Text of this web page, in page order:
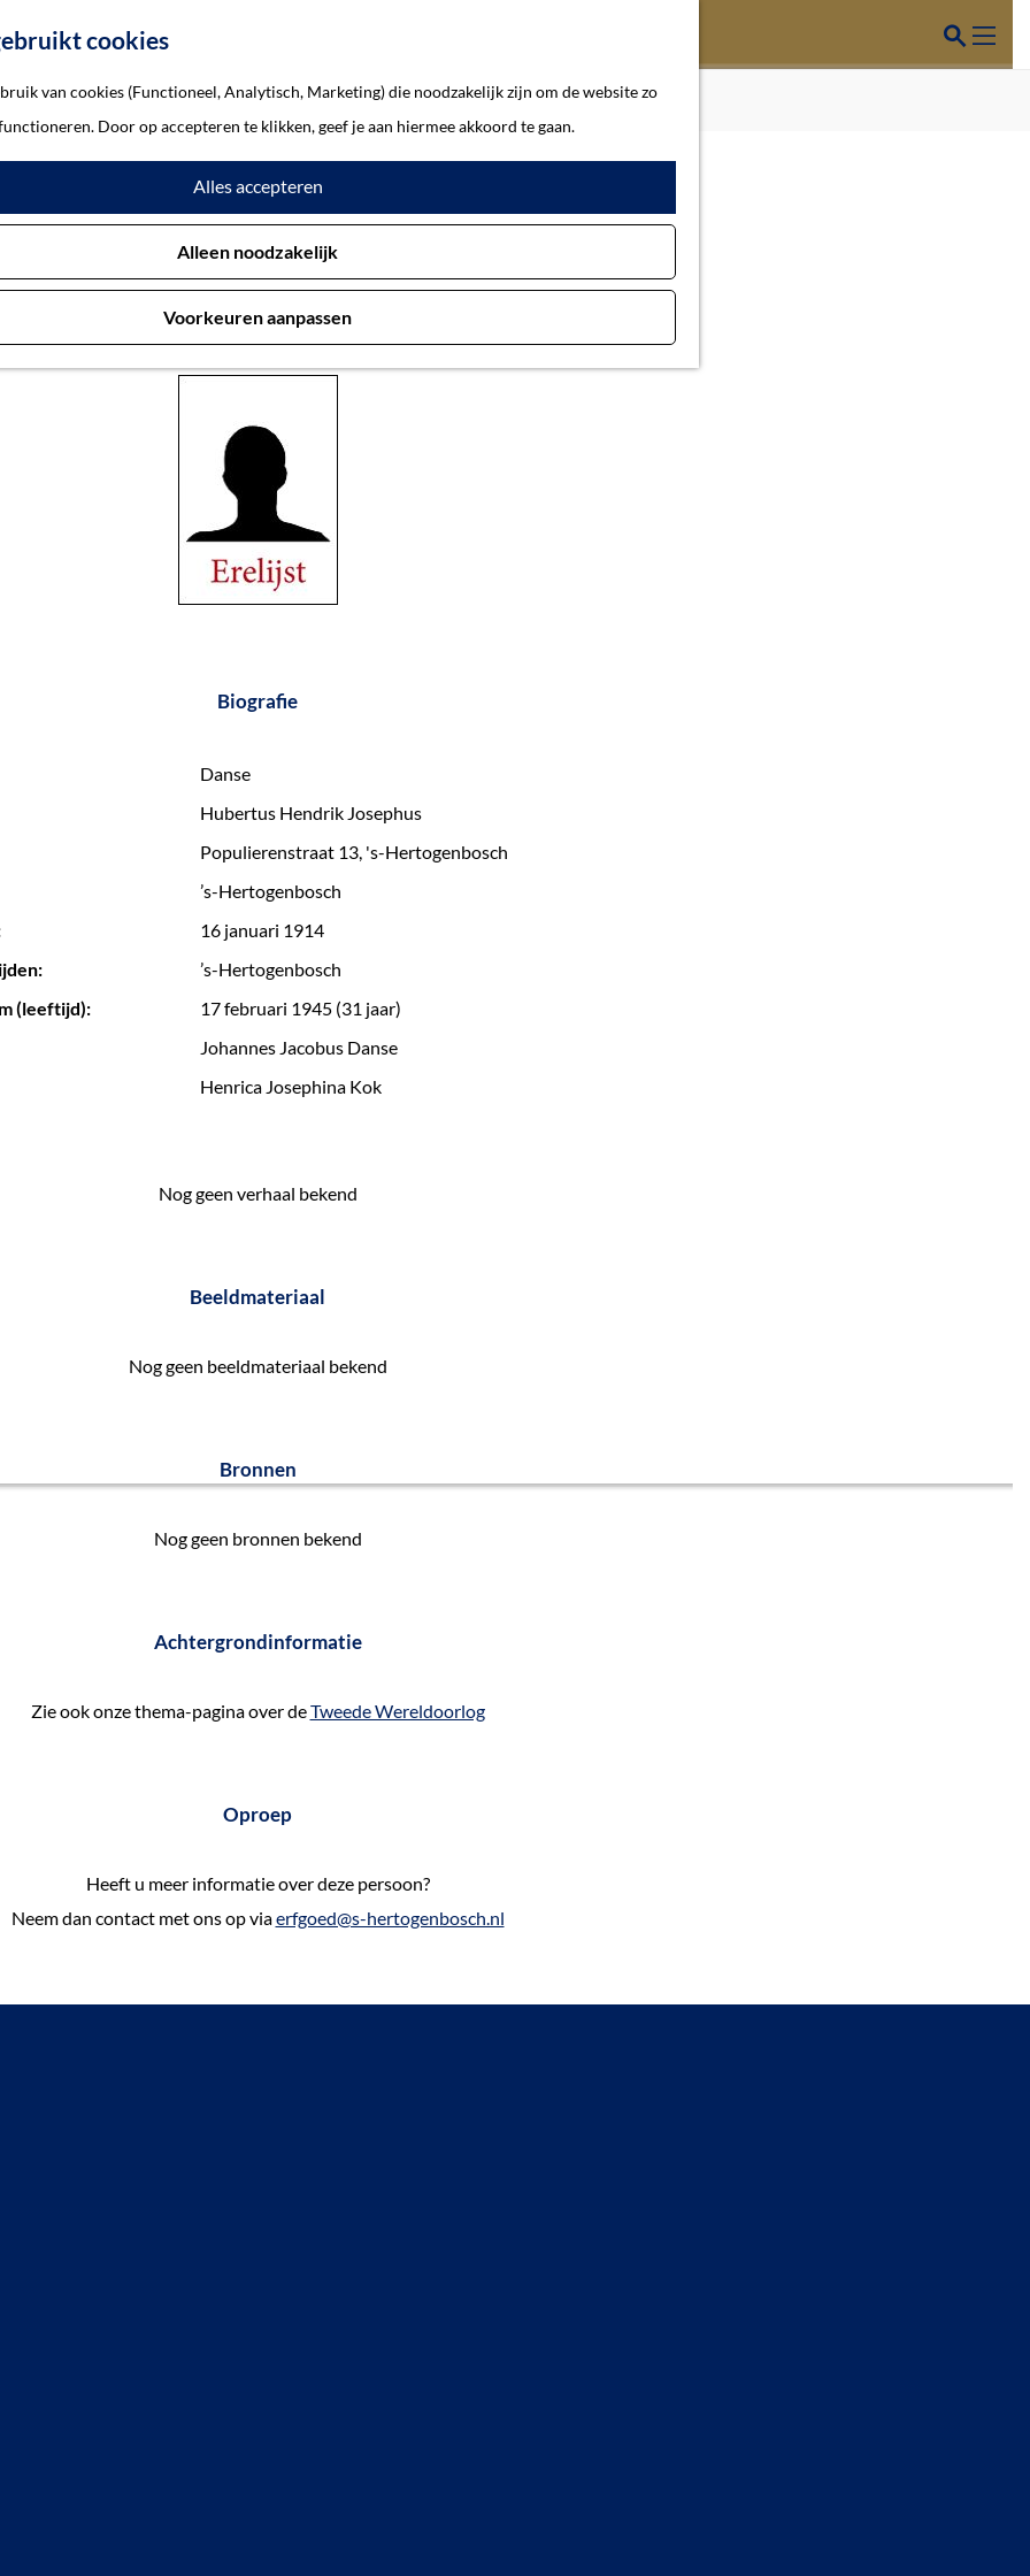
cookies
van cookies (Functioneel, Analytisch, Marketing) die noodzakelijk zijn om de website zo
Door op accepteren te klikken, geef je aan hiermee akkoord te gaan.
Alles accepteren
Alleen noodzakelijk
Voorkeuren aanpassen
Z
oM
Hendrik Josephus
Hubertus Hendrik Josephus
’s-Hertogenbosch 15-1-1914 — ’s-Hertogenbosch 17-2-1945
Biografie
Danse
Hubertus Hendrik Josephus
Populierenstraat 13, 's-Hertogenbosch
’s-Hertogenbosch
16 januari 1914
’s-Hertogenbosch
(leeftijd):
17 februari 1945 (31 jaar)
Johannes Jacobus Danse
Henrica Josephina Kok
Nog geen verhaal bekend
Beeldmateriaal
Nog geen beeldmateriaal bekend
Bronnen
Nog geen bronnen bekend
Achtergrondinformatie
Zie ook onze thema-pagina over deTweede Wereldoorlog
Oproep
Heeft u meer informatie over deze persoon?
Neem dan contact met ons op viaerfgoed@s-hertogenbosch.nl